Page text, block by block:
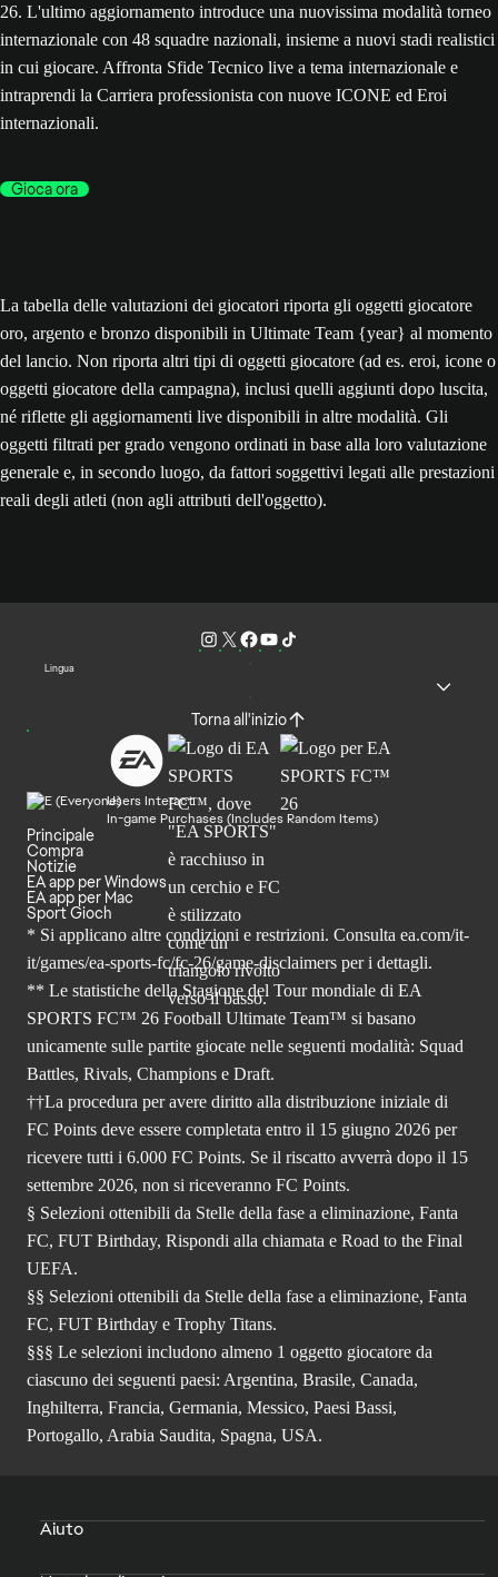
26. L'ultimo aggiornamento introduce una nuovissima modalità torneo
internazionale con 48 squadre nazionali, insieme a nuovi stadi realistici
in cui giocare. Affronta Sfide Tecnico live a tema internazionale e
intraprendi la Carriera professionista con nuove ICONE ed Eroi
internazionali.
Gioca ora
La tabella delle valutazioni dei giocatori riporta gli oggetti giocatore
oro, argento e bronzo disponibili in Ultimate Team {year} al momento
del lancio. Non riporta altri tipi di oggetti giocatore (ad es. eroi, icone o
oggetti giocatore della campagna), inclusi quelli aggiunti dopo luscita,
né riflette gli aggiornamenti live disponibili in altre modalità. Gli
oggetti filtrati per grado vengono ordinati in base alla loro valutazione
generale e, in secondo luogo, da fattori soggettivi legati alle prestazioni
reali degli atleti (non agli attributi dell'oggetto).
Lingua
Torna all'inizio
Users Interact
In-game Purchases (Includes Random Items)
Principale
Compra
Notizie
EA app per Windows
EA app per Mac
Sport Gioch
* Si applicano altre condizioni e restrizioni. Consulta ea.com/it-
it/games/ea-sports-fc/fc-26/game-disclaimers per i dettagli.
** Le statistiche della Stagione del Tour mondiale di EA
SPORTS FC™ 26 Football Ultimate Team™ si basano
unicamente sulle partite giocate nelle seguenti modalità: Squad
Battles, Rivals, Champions e Draft.
††La procedura per avere diritto alla distribuzione iniziale di
FC Points deve essere completata entro il 15 giugno 2026 per
ricevere tutti i 6.000 FC Points. Se il riscatto avverrà dopo il 15
settembre 2026, non si riceveranno FC Points.
§ Selezioni ottenibili da Stelle della fase a eliminazione, Fanta
FC, FUT Birthday, Rispondi alla chiamata e Road to the Final
UEFA.
§§ Selezioni ottenibili da Stelle della fase a eliminazione, Fanta
FC, FUT Birthday e Trophy Titans.
§§§ Le selezioni includono almeno 1 oggetto giocatore da
ciascuno dei seguenti paesi: Argentina, Brasile, Canada,
Inghilterra, Francia, Germania, Messico, Paesi Bassi,
Portogallo, Arabia Saudita, Spagna, USA.
Aiuto